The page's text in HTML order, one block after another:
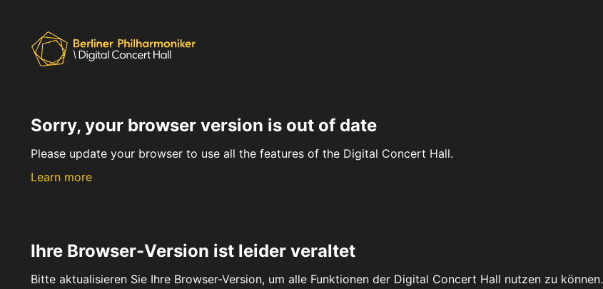
Sorry, your browser version is out of date
Please update your browser to use all the features of the Digital Concert Hall.
Learn more
Ihre Browser-Version ist leider veraltet
Bitte aktualisieren Sie Ihre Browser-Version, um alle Funktionen der Digital Concert Hall nutzen zu können.